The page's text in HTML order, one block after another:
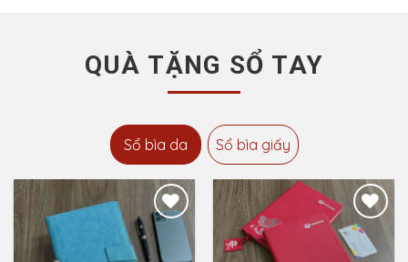
QUÀ TẶNG SỔ TAY
Sổ bìa da Sổ bìa giấy
Add to
Wishlist
Add to
Wishlist